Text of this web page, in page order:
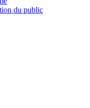
du public